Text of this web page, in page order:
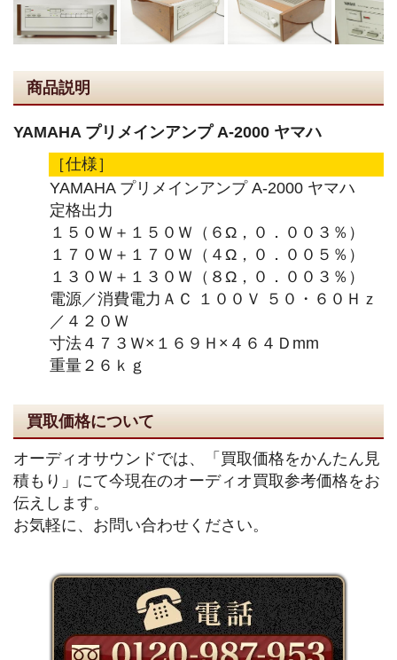
商品説明
YAMAHA プリメインアンプ A-2000 ヤマハ
［仕様］
YAMAHA プリメインアンプ A-2000 ヤマハ
定格出力
１５０Ｗ＋１５０Ｗ（６Ω，０．００３％）
１７０Ｗ＋１７０Ｗ（４Ω，０．００５％）
１３０Ｗ＋１３０Ｗ（８Ω，０．００３％）
電源／消費電力ＡＣ １００Ｖ ５０・６０Ｈｚ
／４２０Ｗ
寸法４７３Ｗ×１６９Ｈ×４６４Ｄmm
重量２６ｋｇ
買取価格について
オーディオサウンドでは、「買取価格をかんたん見
積もり」にて今現在のオーディオ買取参考価格をお
伝えします。
お気軽に、お問い合わせください。